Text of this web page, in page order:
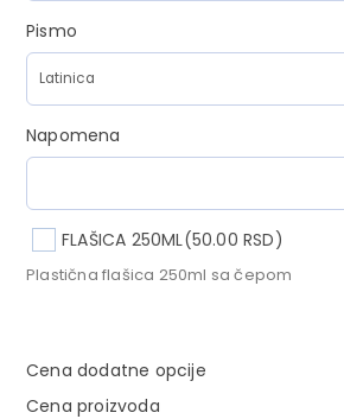
Pismo
Napomena
FLAŠICA 250ML(50.00 RSD)
Plastična flašica 250ml sa čepom
Cena dodatne opcije
Cena proizvoda